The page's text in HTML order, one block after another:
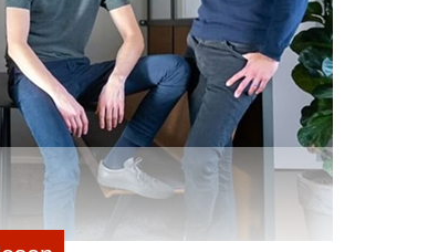
einen schmerzhaften und realen Trend: Das
bildet das Schlusslicht des Rankings
Sachsen-Anhalt (Platz 14). Mit statistisch
100.000 Einwohner*innen in MV herrscht
fehlen in diesen Regionen oft die
Netzwerken.
aber je nach Geschäftsmodell völlig